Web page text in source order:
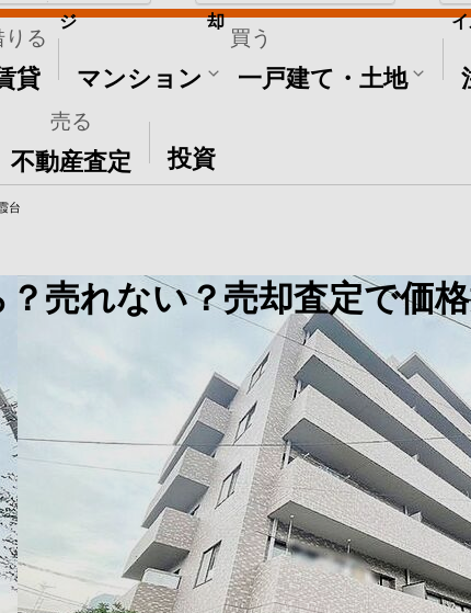
りる
貸
買う
マンション 一戸建て・土地
売る
不動産査定
その他
投資
ジ 却
台
売れない？売却査定で価